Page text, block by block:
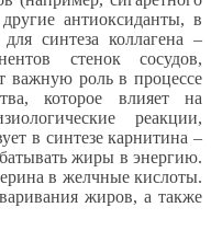
антиоксиданты, в
синтеза коллагена –
стенок сосудов,
важную роль в процессе
которое влияет на
реакции,
в синтезе карнитина –
жиры в энергию.
в желчные кислоты.
жиров, а также